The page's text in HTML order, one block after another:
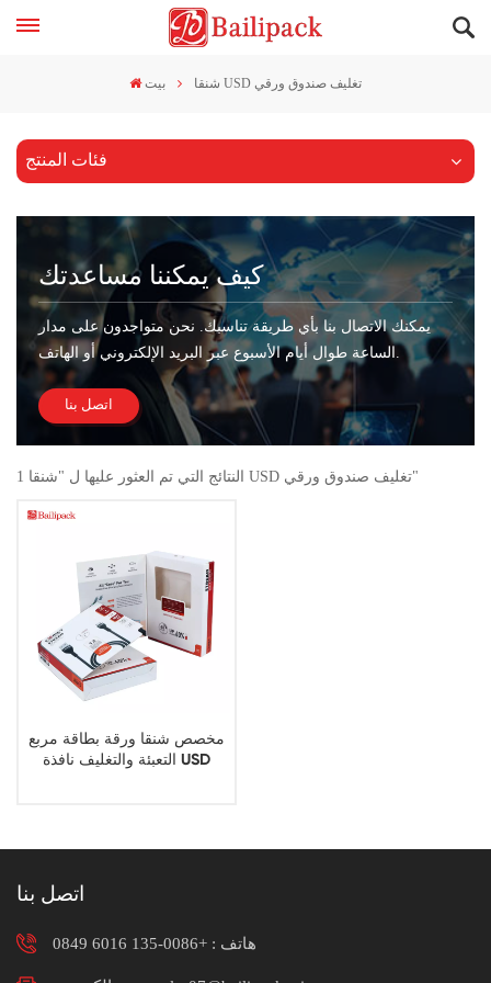
بيت شنقا USD تغليف صندوق ورقي
فئات المنتج
كيف يمكننا مساعدتك
يمكنك الاتصال بنا بأي طريقة تناسبك. نحن متواجدون على مدار
الساعة طوال أيام الأسبوع عبر البريد الإلكتروني أو الهاتف.
اتصل بنا
1 النتائج التي تم العثور عليها ل "شنقا USD تغليف صندوق ورقي"
مخصص شنقا ورقة بطاقة مربع
التعبئة والتغليف نافذة USD
اتصل بنا
هاتف : +0086-135 6016 0849